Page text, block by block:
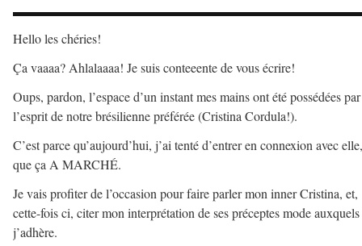
Hello les chéries!
Ça vaaaa? Ahlalaaaa! Je suis conteeente de vous écrire!
Oups, pardon, l’espace d’un instant mes mains ont été possédées par
l’esprit de notre brésilienne préférée (Cristina Cordula!).
C’est parce qu’aujourd’hui, j’ai tenté d’entrer en connexion avec
que ça A MARCHÉ.
Je vais profiter de l’occasion pour faire parler mon inner Cristina, et,
cette-fois ci, citer mon interprétation de ses préceptes mode auxquels
j’adhère.